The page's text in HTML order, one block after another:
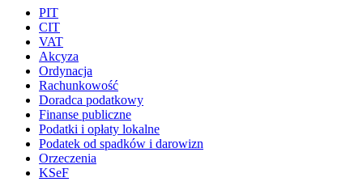
PIT
CIT
VAT
Akcyza
Ordynacja
Rachunkowość
Doradca podatkowy
Finanse publiczne
Podatki i opłaty lokalne
Podatek od spadków i darowizn
Orzeczenia
KSeF